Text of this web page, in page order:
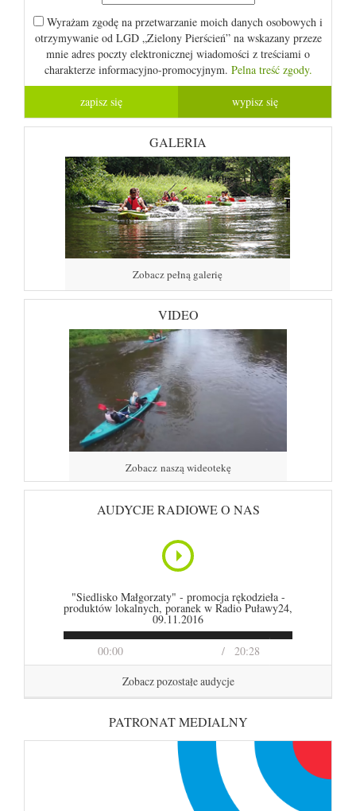
Wyrażam zgodę na przetwarzanie moich danych osobowych i
otrzymywanie od LGD „Zielony Pierścień” na wskazany przeze
mnie adres poczty elektronicznej wiadomości z treściami o
charakterze informacyjno-promocyjnym. Pelna treść zgody.
GALERIA
Zobacz pełną galerię
VIDEO
Zobacz naszą wideotekę
AUDYCJE RADIOWE O NAS
00:00 20:28
"Siedlisko Małgorzaty" - promocja rękodzieła -
produktów lokalnych, poranek w Radio Puławy24,
09.11.2016
Zobacz pozostałe audycje
PATRONAT MEDIALNY